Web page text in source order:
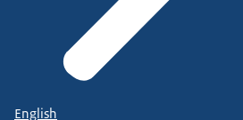
English